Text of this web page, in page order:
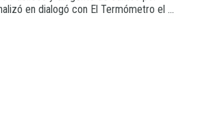
en dialogó con El Termómetro el ...